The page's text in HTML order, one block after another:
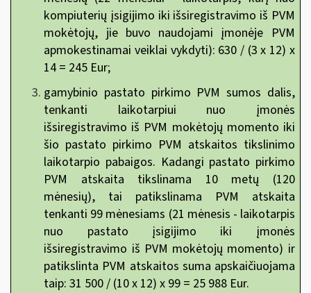
kompiuterių įsigijimo iki išsiregistravimo iš PVM
mokėtojų, jie buvo naudojami įmonėje PVM
apmokestinamai veiklai vykdyti): 630 / (3 x 12) x
14 = 245 Eur;
gamybinio pastato pirkimo PVM sumos dalis,
tenkanti laikotarpiui nuo įmonės
išsiregistravimo iš PVM mokėtojų momento iki
šio pastato pirkimo PVM atskaitos tikslinimo
laikotarpio pabaigos. Kadangi pastato pirkimo
PVM atskaita tikslinama 10 metų (120
mėnesių), tai patikslinama PVM atskaita
tenkanti 99 mėnesiams (21 mėnesis - laikotarpis
nuo pastato įsigijimo iki įmonės
išsiregistravimo iš PVM mokėtojų momento) ir
patikslinta PVM atskaitos suma apskaičiuojama
taip: 31 500 / (10 x 12) x 99 = 25 988 Eur.